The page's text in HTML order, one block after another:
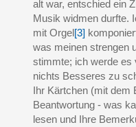
alt war, entschied ein
Musik widmen durfte.
mit Orgel[3]
was meinen strengen
stimmte; ich werde es
nichts Besseres zu
Ihr Kärtchen (mit dem
Beantwortung - was
lesen und Ihre